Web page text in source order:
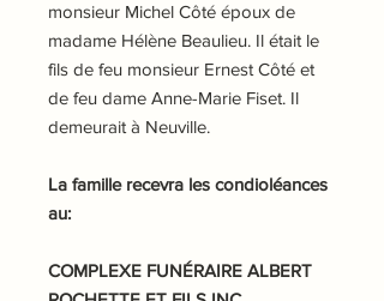
monsieur Michel Côté époux de
madame Hélène Beaulieu. Il était le
fils de feu monsieur Ernest Côté et
de feu dame Anne-Marie Fiset. Il
demeurait à Neuville.
La famille recevra les condioléances
au:
COMPLEXE FUNÉRAIRE ALBERT